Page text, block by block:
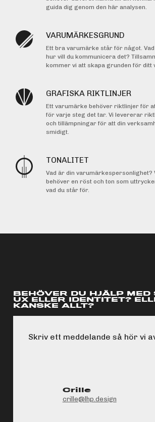
guida dig genom den här analysen.
VARUMÄRKESGRUND
Ett bra varumärke står för något.
hur vill du kommunicera det?
kommer vi att skapa grunden för ditt
GRAFISKA RIKTLINJER
Ett varumärke behöver riktlinjer för
för varje steg det tar. Vi levererar
och tillämpningar för att din
smidigt.
TONALITET
Vad är din varumärkespersonlighet?
behöver en röst och ton som
vad du står för.
BEHÖVER DU HJÄLP MED
UX ELLER IDENTITET?
KANSKE ALLT?
Skriv ett meddelande så hör vi
Crille
crille@lhp.design